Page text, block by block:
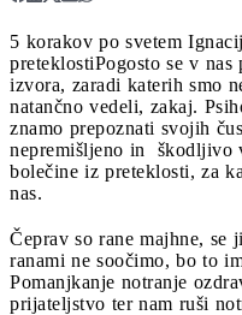
5 korakov po svetem
preteklostiPogosto se v
izvora, zaradi katerih smo
natančno vedeli, zakaj.
znamo prepoznati svojih
nepremišljeno in škodljivo
bolečine iz preteklosti, za
nas.
Čeprav so rane majhne, se
ranami ne soočimo, bo to
Pomanjkanje notranje
prijateljstvo ter nam ruši